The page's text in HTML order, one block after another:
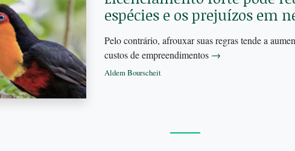
espécies e os prejuízos em
Pelo contrário, afrouxar suas regras tende a
custos de empreendimentos →
Aldem Bourscheit